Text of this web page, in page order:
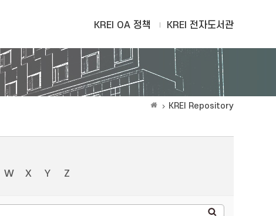
KREI OA 정책 KREI 전자도서관
KREI Repository
W X Y Z